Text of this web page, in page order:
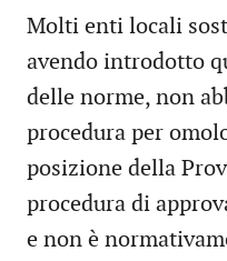
Molti enti locali
avendo introdotto
delle norme, non
procedura per
posizione della
procedura di
e non è